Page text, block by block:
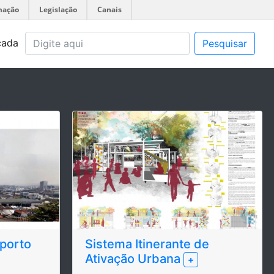
Legislação Canais
Pesquisar
Sistema Itinerante de
Ativação Urbana +